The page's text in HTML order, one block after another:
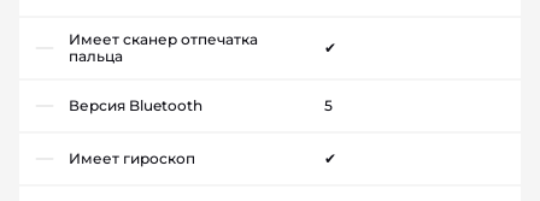
Имеет сканер отпечатка
пальца
✔
Версия Bluetooth 5
Имеет гироскоп ✔